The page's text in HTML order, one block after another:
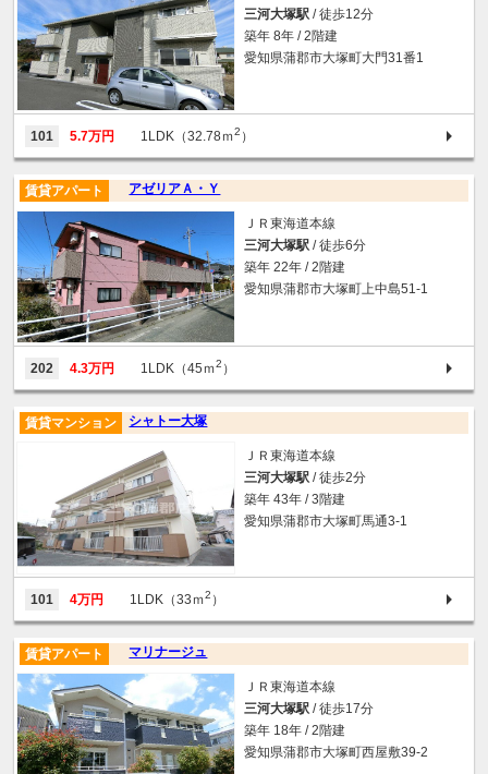
三河大塚駅 / 徒歩12分
築年 8年 / 2階建
愛知県蒲郡市大塚町大門31番1
101 5.7万円 1LDK（32.78ｍ2 ）
アゼリアＡ・Ｙ
賃貸アパート
ＪＲ東海道本線
三河大塚駅 / 徒歩6分
築年 22年 / 2階建
愛知県蒲郡市大塚町上中島51-1
202 4.3万円 1LDK（45ｍ2 ）
シャトー大塚
賃貸マンション
ＪＲ東海道本線
三河大塚駅 / 徒歩2分
築年 43年 / 3階建
愛知県蒲郡市大塚町馬通3-1
101 4万円 1LDK（33ｍ2 ）
マリナージュ
賃貸アパート
ＪＲ東海道本線
三河大塚駅 / 徒歩17分
築年 18年 / 2階建
愛知県蒲郡市大塚町西屋敷39‐2